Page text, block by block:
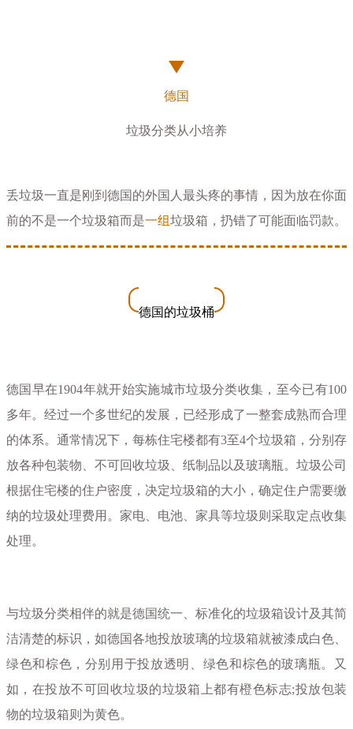
德国
垃圾分类从小培养
丢垃圾一直是刚到德国的外国人最头疼的事情，因为放在你面
前的不是一个垃圾箱而是一组垃圾箱，扔错了可能面临罚款。
德国的垃圾桶
德国早在1904年就开始实施城市垃圾分类收集，至今已有100
多年。经过一个多世纪的发展，已经形成了一整套成熟而合理
的体系。通常情况下，每栋住宅楼都有3至4个垃圾箱，分别存
放各种包装物、不可回收垃圾、纸制品以及玻璃瓶。垃圾公司
根据住宅楼的住户密度，决定垃圾箱的大小，确定住户需要缴
纳的垃圾处理费用。家电、电池、家具等垃圾则采取定点收集
处理。
与垃圾分类相伴的就是德国统一、标准化的垃圾箱设计及其简
洁清楚的标识，如德国各地投放玻璃的垃圾箱就被漆成白色、
绿色和棕色，分别用于投放透明、绿色和棕色的玻璃瓶。又
如，在投放不可回收垃圾的垃圾箱上都有橙色标志;投放包装
物的垃圾箱则为黄色。